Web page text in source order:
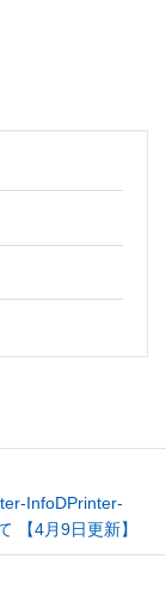
InfoDPrinter-
【4月9日更新】